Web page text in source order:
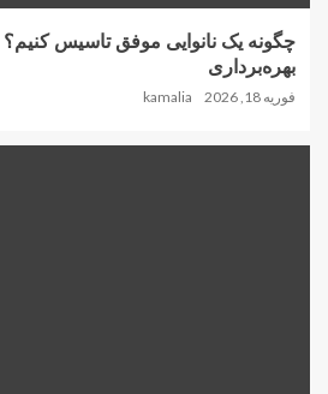
چگونه یک نانوایی موفق تاسیس کنیم؟
بهره‌برداری
فوریه 18, 2026 kamalia